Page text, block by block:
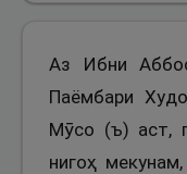
Аз Ибни
Паёмбари
Мӯсо (ъ) аст,
нигоҳ